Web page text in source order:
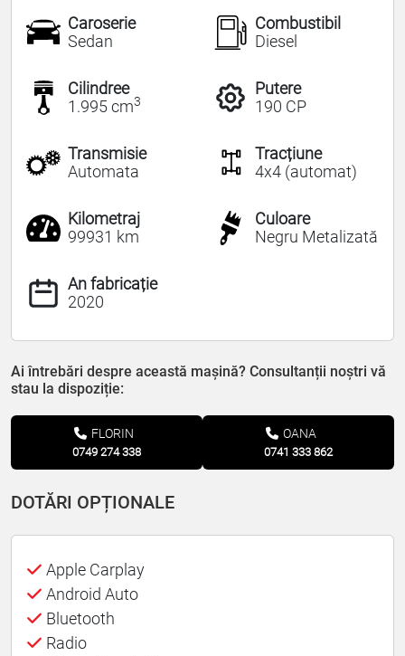
Caroserie
Sedan
Combustibil
Diesel
Cilindree
1.995 cm3
Putere
190 CP
Transmisie
Automata
Tracțiune
4x4 (automat)
Kilometraj
99931 km
Culoare
Negru Metalizată
An fabricație
2020
Ai întrebări despre această mașină? Consultanții noștri vă
stau la dispoziție:
FLORIN
0749 274 338
OANA
0741 333 862
DOTĂRI OPȚIONALE
Apple Carplay
Android Auto
Bluetooth
Radio